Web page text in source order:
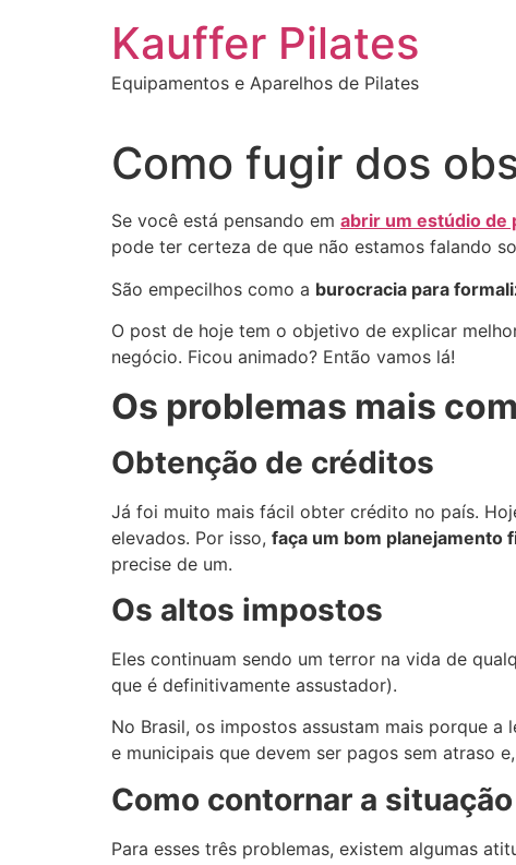
Kauffer Pilates
Equipamentos e Aparelhos de Pilates
Como fugir dos
Se você está pensando em abrir um estúdio de
pode ter certeza de que não estamos falando
São empecilhos como a burocracia para
O post de hoje tem o objetivo de explicar
negócio. Ficou animado? Então vamos lá!
Os problemas mais
Obtenção de créditos
Já foi muito mais fácil obter crédito no país.
elevados. Por isso, faça um bom planejamento
precise de um.
Os altos impostos
Eles continuam sendo um terror na vida de
que é definitivamente assustador).
No Brasil, os impostos assustam mais porque
e municipais que devem ser pagos sem atraso
Como contornar a situação
Para esses três problemas, existem algumas